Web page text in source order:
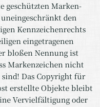
geschützten Marken-
den
Kennzeichenrechts
eingetragenen
bloßen Nennung ist
Markenzeichen nicht
Das Copyright für
erstellte Objekte bleibt
Vervielfältigung oder